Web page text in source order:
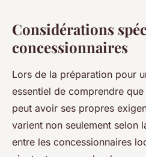
Considérations
concessionnaires
Lors de la préparation pour
essentiel de comprendre
peut avoir ses propres
varient non seulement selon
entre les concessionnaires